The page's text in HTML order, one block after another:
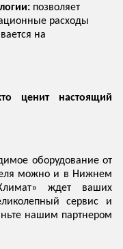
позволяет
расходы
на
ценит настоящий
оборудование от
можно и в Нижнем
ждет ваших
сервис и
нашим партнером